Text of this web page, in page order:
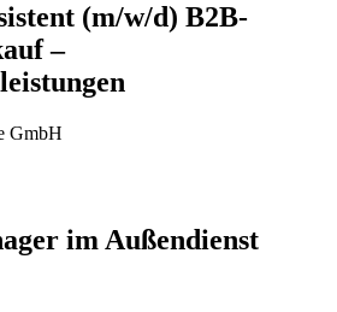
(m/w/d) B2B-
–
GmbH
im Außendienst